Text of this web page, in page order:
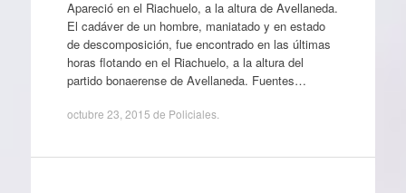
Apareció en el Riachuelo, a la altura de Avellaneda.
El cadáver de un hombre, maniatado y en estado
de descomposición, fue encontrado en las últimas
horas flotando en el Riachuelo, a la altura del
partido bonaerense de Avellaneda. Fuentes…
octubre 23, 2015 de Policiales.